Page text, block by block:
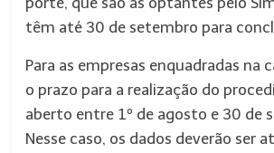
têm até 30 de setembro para
Para as empresas enquadradas na
o prazo para a realização do
aberto entre 1º de agosto e 30 de
Nesse caso, os dados deverão ser